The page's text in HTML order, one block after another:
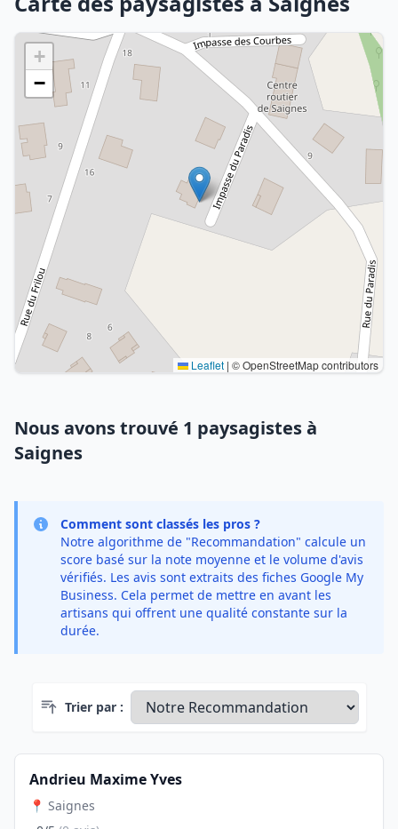
+
−
Leaflet | © OpenStreetMap contributors
Nous avons trouvé 1 paysagistes à
Saignes
Comment sont classés les pros ?
Notre algorithme de "Recommandation" calcule un
score basé sur la note moyenne et le volume d'avis
vérifiés. Les avis sont extraits des fiches Google My
Business. Cela permet de mettre en avant les
artisans qui offrent une qualité constante sur la
durée.
Trier par :
Andrieu Maxime Yves
📍 Saignes